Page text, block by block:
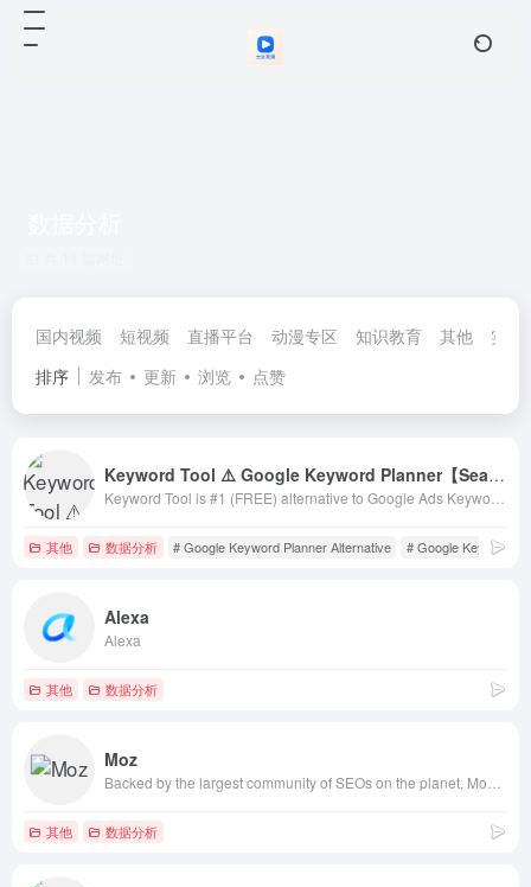
国内视频 短视频 直播平台 动漫专区 知识教育 其他
实时
排序
发布 更新 浏览 点赞
Keyword Tool ⚠️ Google Keyword Planner【Search FREE】
其他 数据分析 # Google Keyword Planner Alternative # Google Keyword
Alexa
Alexa
其他 数据分析
Moz
其他 数据分析